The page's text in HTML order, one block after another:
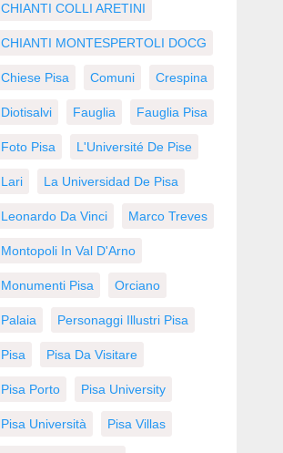
CHIANTI COLLI ARETINI
CHIANTI MONTESPERTOLI DOCG
Chiese Pisa Comuni Crespina
Diotisalvi Fauglia Fauglia Pisa
Foto Pisa L'Université De Pise
Lari La Universidad De Pisa
Leonardo Da Vinci Marco Treves
Montopoli In Val D'Arno
Monumenti Pisa Orciano
Palaia Personaggi Illustri Pisa
Pisa Pisa Da Visitare
Pisa Porto Pisa University
Pisa Università Pisa Villas